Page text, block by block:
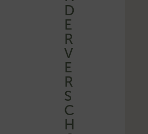
D
E
R
V
E
R
S
C
H